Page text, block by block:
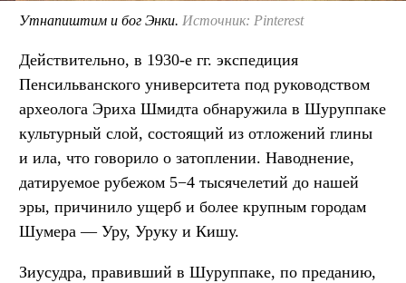
Утнапиштим и бог Энки. Источник: Pinterest
Действительно, в 1930-е гг. экспедиция
Пенсильванского университета под руководством
археолога Эриха Шмидта обнаружила в Шуруппаке
культурный слой, состоящий из отложений глины
и ила, что говорило о затоплении. Наводнение,
датируемое рубежом 5−4 тысячелетий до нашей
эры, причинило ущерб и более крупным городам
Шумера — Уру, Уруку и Кишу.
Зиусудра, правивший в Шуруппаке, по преданию,